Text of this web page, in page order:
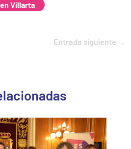
Villarta
Entrada siguiente →